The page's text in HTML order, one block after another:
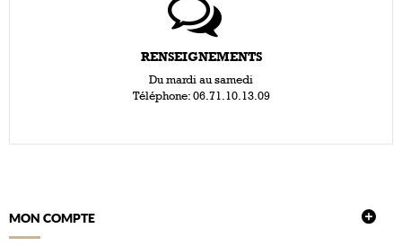
RENSEIGNEMENTS
Du mardi au samedi
Téléphone: 06.71.10.13.09
MON COMPTE